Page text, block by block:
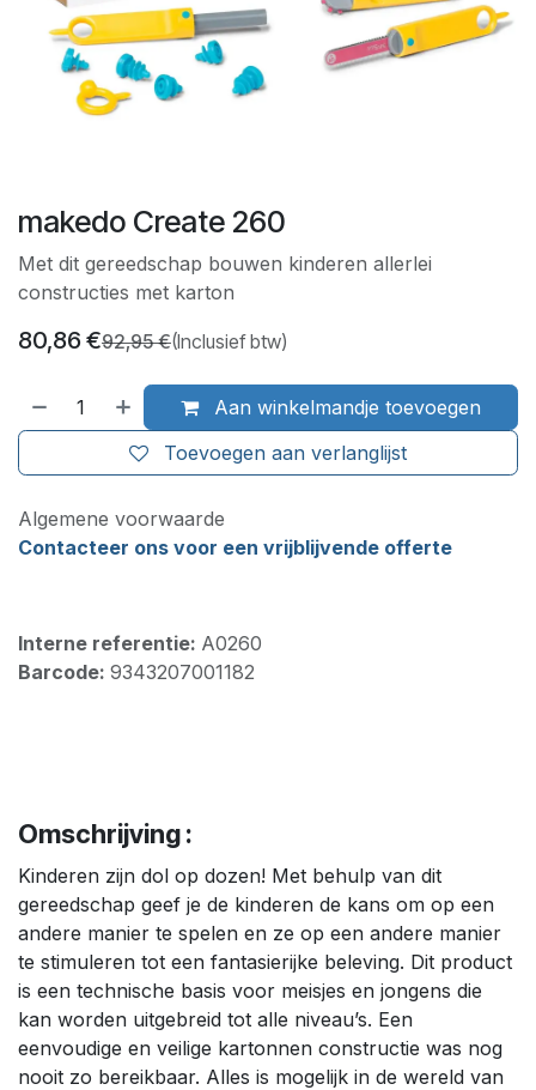
makedo Create 260
Met dit gereedschap bouwen kinderen allerlei
constructies met karton
80,86 €92,95€(Inclusief btw)
Aan winkelmandje toevoegen
Toevoegen aan verlanglijst
Algemene voorwaarde
Contacteer ons voor een vrijblijvende offerte
Interne referentie: A0260
Barcode: 9343207001182
Omschrijving :
Kinderen zijn dol op dozen! Met behulp van dit
gereedschap geef je de kinderen de kans om op een
andere manier te spelen en ze op een andere manier
te stimuleren tot een fantasierijke beleving. Dit product
is een technische basis voor meisjes en jongens die
kan worden uitgebreid tot alle niveau’s. Een
eenvoudige en veilige kartonnen constructie was nog
nooit zo bereikbaar. Alles is mogelijk in de wereld van